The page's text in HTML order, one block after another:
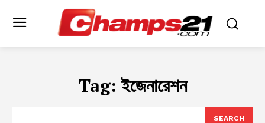
Tag:ইজেনারেশন
SEARCH